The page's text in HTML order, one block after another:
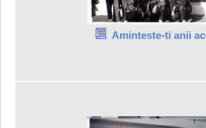
Aminteste-ti anii